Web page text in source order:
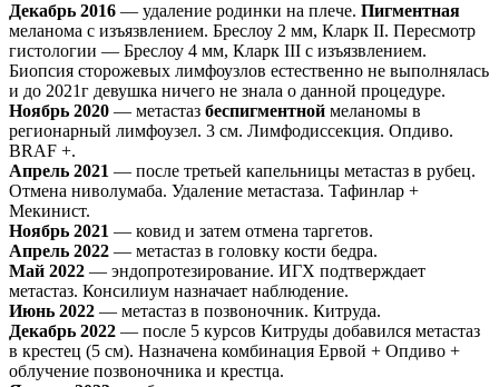
Декабрь 2016 — удаление родинки на плече. Пигментная
меланома с изъязвлением. Бреслоу 2 мм, Кларк II. Пересмотр
гистологии — Бреслоу 4 мм, Кларк III с изъязвлением.
Биопсия сторожевых лимфоузлов естественно не выполнялась
и до 2021г девушка ничего не знала о данной процедуре.
Ноябрь 2020 — метастаз беспигментной меланомы в
регионарный лимфоузел. 3 см. Лимфодиссекция. Опдиво.
BRAF +.
Апрель 2021 — после третьей капельницы метастаз в рубец.
Отмена ниволумаба. Удаление метастаза. Тафинлар +
Мекинист.
Ноябрь 2021 — ковид и затем отмена таргетов.
Апрель 2022 — метастаз в головку кости бедра.
Май 2022 — эндопротезирование. ИГХ подтверждает
метастаз. Консилиум назначает наблюдение.
Июнь 2022 — метастаз в позвоночник. Китруда.
Декабрь 2022 — после 5 курсов Китруды добавился метастаз
в крестец (5 см). Назначена комбинация Ервой + Опдиво +
облучение позвоночника и крестца.